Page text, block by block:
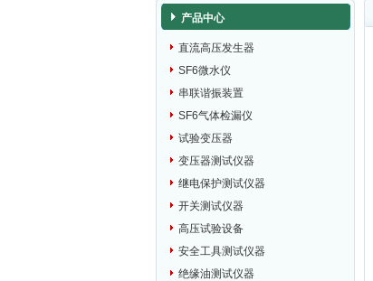
产品中心
直流高压发生器
SF6微水仪
串联谐振装置
SF6气体检漏仪
试验变压器
变压器测试仪器
继电保护测试仪器
开关测试仪器
高压试验设备
安全工具测试仪器
绝缘油测试仪器